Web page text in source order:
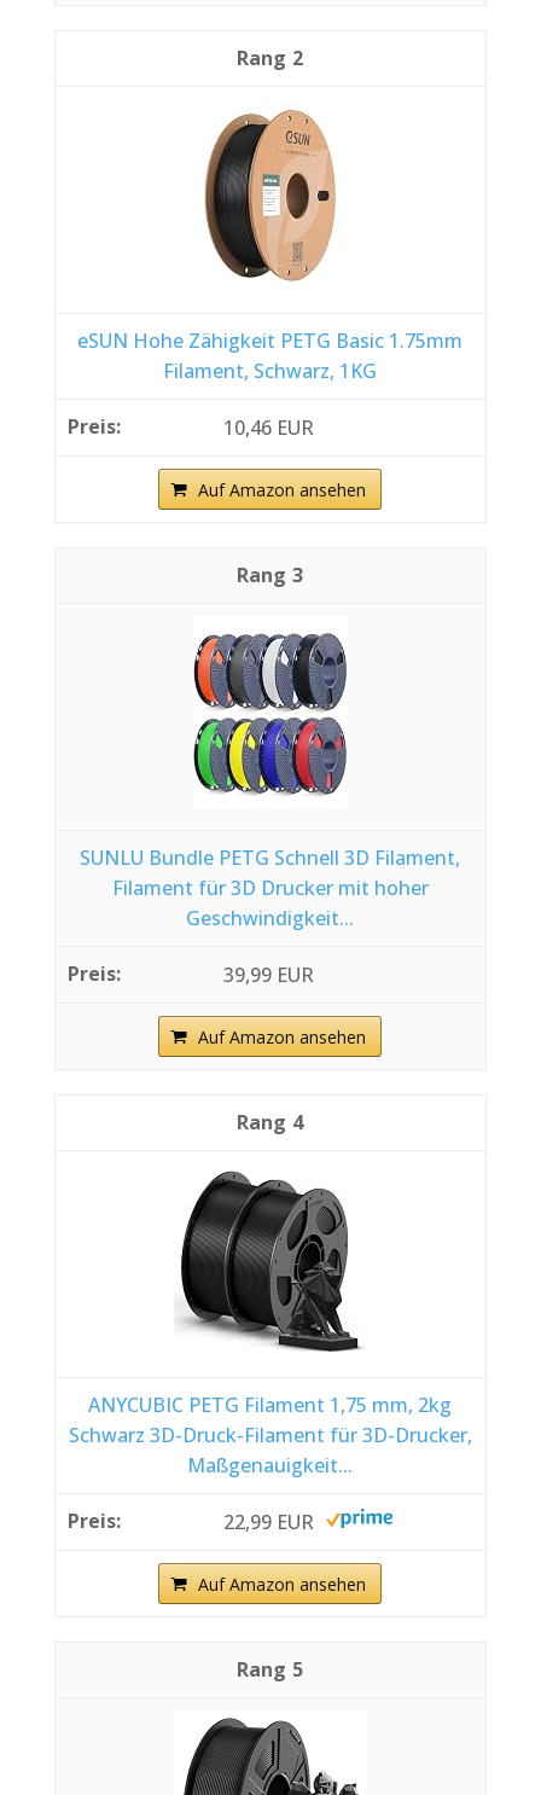
2
eSUN Hohe Zähigkeit PETG Basic 1.75mm
Filament, Schwarz, 1KG
10,46 EUR
Auf Amazon ansehen
3
SUNLU Bundle PETG Schnell 3D Filament,
Filament für 3D Drucker mit hoher
Geschwindigkeit...
39,99 EUR
Auf Amazon ansehen
4
ANYCUBIC PETG Filament 1,75 mm, 2kg
Schwarz 3D-Druck-Filament für 3D-Drucker,
Maßgenauigkeit...
22,99 EUR
Auf Amazon ansehen
5